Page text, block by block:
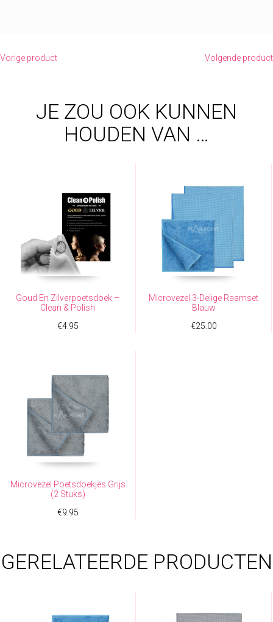
Vorige product Volgende product
JE ZOU OOK KUNNEN
HOUDEN VAN …
Goud En Zilverpoetsdoek –
Clean & Polish
€4.95
Microvezel 3-Delige Raamset
Blauw
€25.00
Microvezel Poetsdoekjes Grijs
(2 Stuks)
€9.95
GERELATEERDE PRODUCTEN